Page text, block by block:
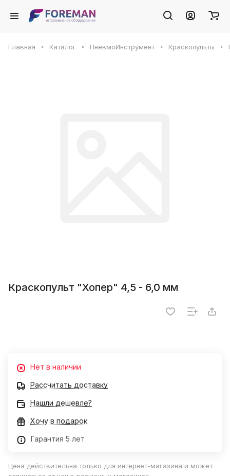
Главная Каталог ПневмоИнструмент Краскопульты
Краскопульт "Хопер" 4,5 - 6,0 мм
Нет в наличии
Рассчитать доставку
Нашли дешевле?
Хочу в подарок
Гарантия 5 лет
Цена действительна только для интернет-магазина и может